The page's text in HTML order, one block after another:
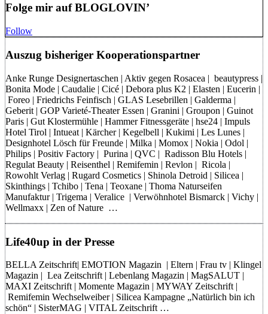
Folge mir auf BLOGLOVIN’
Follow
Auszug bisheriger Kooperationspartner
Anke Runge Designertaschen | Aktiv gegen Rosacea | beautypress |
Bonita Mode | Caudalie | Cicé | Debora plus K2 | Elasten | Eucerin |
Foreo | Friedrichs Feinfisch | GLAS Lesebrillen | Galderma |
Geberit | GOP Varieté-Theater Essen | Granini | Groupon | Guinot
Paris | Gut Klostermühle | Hammer Fitnessgeräte | hse24 | Impuls
Hotel Tirol | Intueat | Kärcher | Kegelbell | Kukimi | Les Lunes |
Designhotel Lösch für Freunde | Milka | Momox | Nokia | Odol |
Philips | Positiv Factory | Purina | QVC | Radisson Blu Hotels |
Regulat Beauty | Reisenthel | Remifemin | Revlon | Ricola |
Rowohlt Verlag | Rugard Cosmetics | Shinola Detroid | Silicea |
Skinthings | Tchibo | Tena | Teoxane | Thoma Naturseifen
Manufaktur | Trigema | Veralice | Verwöhnhotel Bismarck | Vichy |
Wellmaxx | Zen of Nature …
Life40up in der Presse
BELLA Zeitschrift| EMOTION Magazin | Eltern | Frau tv | Klingel
Magazin | Lea Zeitschrift | Lebenlang Magazin | MagSALUT |
MAXI Zeitschrift | Momente Magazin | MYWAY Zeitschrift |
Remifemin Wechselweiber | Silicea Kampagne „Natürlich bin ich
schön“ | SisterMAG | VITAL Zeitschrift …